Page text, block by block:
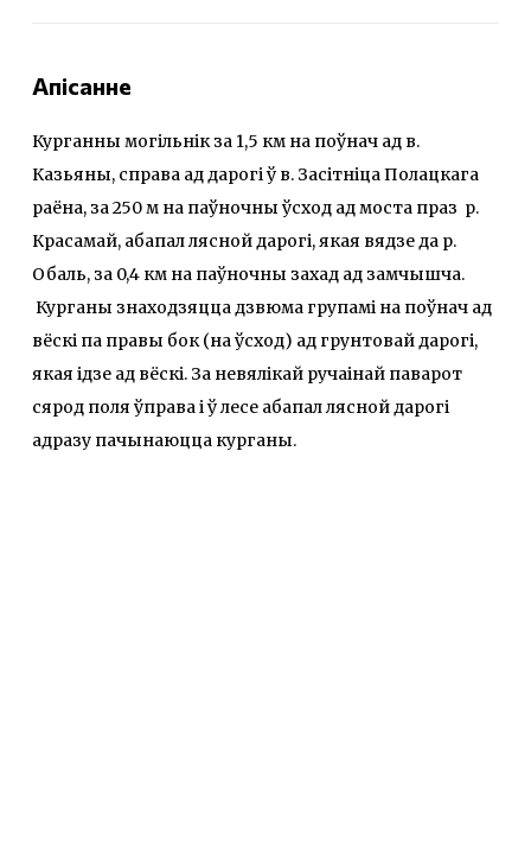
Апісанне
Курганны могільнік за 1,5 км на поўнач ад в.
Казьяны, справа ад дарогі ў в. Засітніца Полацкага
раёна, за 250 м на паўночны ўсход ад моста праз р.
Красамай, абапал лясной дарогі, якая вядзе да р.
Обаль, за 0,4 км на паўночны захад ад замчышча.
Курганы знаходзяцца дзвюма групамі на поўнач ад
вёскі па правы бок (на ўсход) ад грунтовай дарогі,
якая ідзе ад вёскі. За невялікай ручаінай паварот
сярод поля ўправа і ў лесе абапал лясной дарогі
адразу пачынаюцца курганы.